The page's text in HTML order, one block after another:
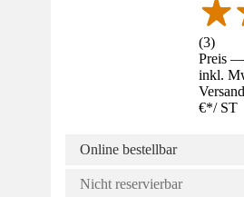
(3)
Preis
inkl.
€*/ ST
Online bestellbar
Nicht reservierbar